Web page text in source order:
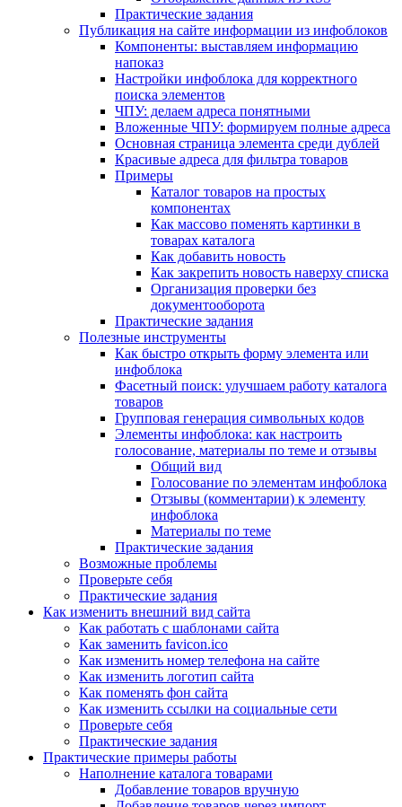
Практические задания
Публикация на сайте информации из инфоблоков
Компоненты: выставляем информацию
напоказ
Настройки инфоблока для корректного
поиска элементов
ЧПУ: делаем адреса понятными
Вложенные ЧПУ: формируем полные адреса
Основная страница элемента среди дублей
Красивые адреса для фильтра товаров
Примеры
Каталог товаров на простых
компонентах
Как массово поменять картинки в
товарах каталога
Как добавить новость
Как закрепить новость наверху списка
Организация проверки без
документооборота
Практические задания
Полезные инструменты
Как быстро открыть форму элемента или
инфоблока
Фасетный поиск: улучшаем работу каталога
товаров
Групповая генерация символьных кодов
Элементы инфоблока: как настроить
голосование, материалы по теме и отзывы
Общий вид
Голосование по элементам инфоблока
Отзывы (комментарии) к элементу
инфоблока
Материалы по теме
Практические задания
Возможные проблемы
Проверьте себя
Практические задания
Как изменить внешний вид сайта
Как работать с шаблонами сайта
Как заменить favicon.ico
Как изменить номер телефона на сайте
Как изменить логотип сайта
Как поменять фон сайта
Как изменить ссылки на социальные сети
Проверьте себя
Практические задания
Практические примеры работы
Наполнение каталога товарами
Добавление товаров вручную